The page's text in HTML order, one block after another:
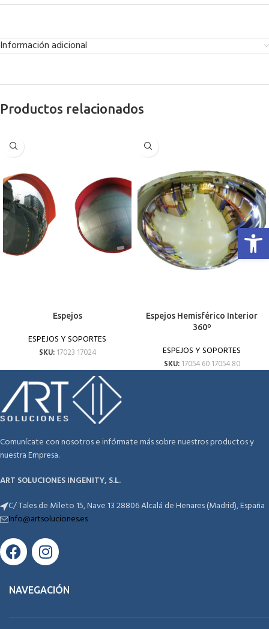
Abrir
Información adicional
Productos relacionados
Espejos
ESPEJOS Y SOPORTES
SKU: 17023 17024
Espejos Hemisférico Interior
360º
ESPEJOS Y SOPORTES
SKU: 17054 60 17054 80
Comunícate con nosotros e infórmate más sobre nuestros productos y
nuestra Empresa.
ART SOLUCIONES INGENITY, S.L.
C/ Tales de Mileto 15, Nave 13 28806 Alcalá de Henares (Madrid), España
Info@artsoluciones.es
NAVEGACIÓN